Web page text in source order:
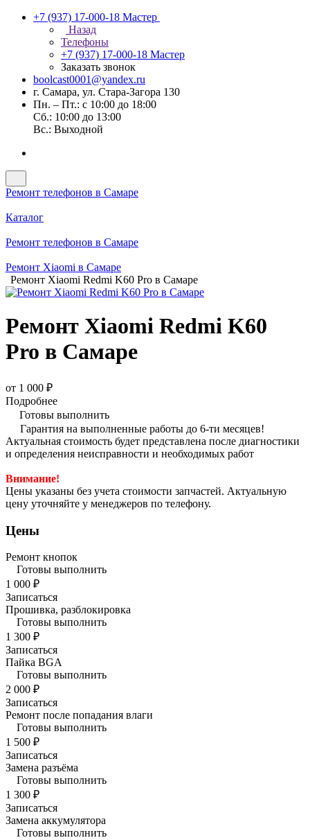
+7 (937) 17-000-18 Мастер
Назад
Телефоны
+7 (937) 17-000-18 Мастер
Заказать звонок
boolcast0001@yandex.ru
г. Самара, ул. Стара-Загора 130
Пн. – Пт.: с 10:00 до 18:00
Сб.: 10:00 до 13:00
Вс.: Выходной
Ремонт телефонов в Самаре
Каталог
Ремонт телефонов в Самаре
Ремонт Xiaomi в Самаре
Ремонт Xiaomi Redmi K60 Pro в Самаре
Ремонт Xiaomi Redmi K60
Pro в Самаре
от 1 000 ₽
Подробнее
Готовы выполнить
Гарантия на выполненные работы до 6-ти месяцев!
Актуальная стоимость будет представлена после диагностики
и определения неисправности и необходимых работ
Внимание!
Цены указаны без учета стоимости запчастей. Актуальную
цену уточняйте у менеджеров по телефону.
Цены
Ремонт кнопок
Готовы выполнить
1 000 ₽
Записаться
Прошивка, разблокировка
Готовы выполнить
1 300 ₽
Записаться
Пайка BGA
Готовы выполнить
2 000 ₽
Записаться
Ремонт после попадания влаги
Готовы выполнить
1 500 ₽
Записаться
Замена разъёма
Готовы выполнить
1 300 ₽
Записаться
Замена аккумулятора
Готовы выполнить